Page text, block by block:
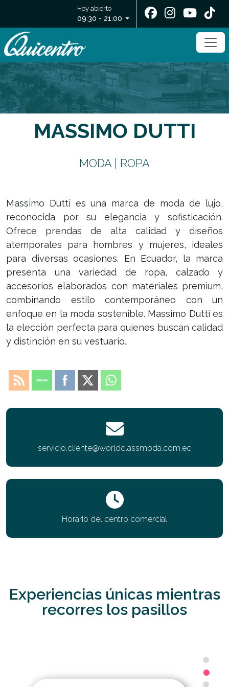
Hoy abierto
09:30 - 21:00
MASSIMO DUTTI
MODA | ROPA
Massimo Dutti es una marca de moda de lujo,
reconocida por su elegancia y sofisticación.
Ofrece prendas de alta calidad y diseños
atemporales para hombres y mujeres, ideales
para diversas ocasiones. En Ecuador, la marca
presenta una variedad de ropa, calzado y
accesorios elaborados con materiales premium,
combinando estilo contemporáneo con un
enfoque en la moda sostenible. Massimo Dutti es
la elección perfecta para quienes buscan calidad
y distinción en su vestuario.
servicio.cliente@worldclassmoda.com.ec
Horario del centro comercial
Experiencias únicas mientras
recorres los pasillos